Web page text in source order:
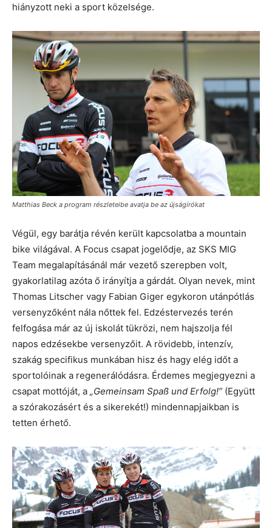
hiányzott neki a sport közelsége.
Matthias Beck a program részleteibe avatja be az újságírókat
Végül, egy barátja révén került kapcsolatba a mountain
bike világával. A Focus csapat jogelődje, az SKS MIG
Team megalapításánál már vezető szerepben volt,
gyakorlatilag azóta ő irányítja a gárdát. Olyan nevek, mint
Thomas Litscher vagy Fabian Giger egykoron utánpótlás
versenyzőként nála nőttek fel. Edzéstervezés terén
felfogása már az új iskolát tükrözi, nem hajszolja fél
napos edzésekbe versenyzőit. A rövidebb, intenzív,
szakág specifikus munkában hisz és hagy elég időt a
sportolóinak a regenerálódásra. Érdemes megjegyezni a
csapat mottóját, a „Gemeinsam Spaß und Erfolg!” (Együtt
a szórakozásért és a sikerekét!) mindennapjaikban is
tetten érhető.